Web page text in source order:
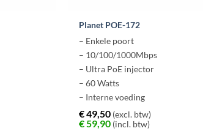
Planet POE-172
– Enkele poort
– 10/100/1000Mbps
– Ultra PoE injector
– 60 Watts
– Interne voeding
€49,50(excl. btw)
€59,90(incl. btw)